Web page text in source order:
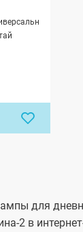
для
2 в